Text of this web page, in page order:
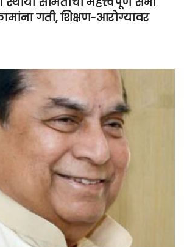
गती, शिक्षण-आरोग्यावर